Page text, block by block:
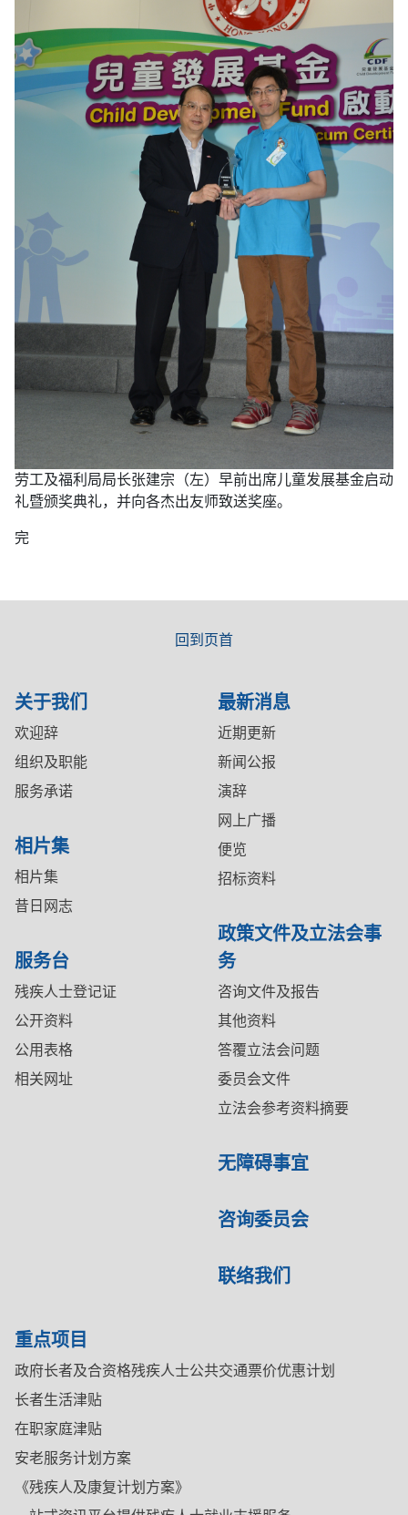
劳工及福利局局长张建宗（左）早前出席儿童发展基金启动
礼暨颁奖典礼，并向各杰出友师致送奖座。
完
回到页首
关于我们
欢迎辞
组织及职能
服务承诺
相片集
相片集
昔日网志
服务台
残疾人士登记证
公开资料
公用表格
相关网址
最新消息
近期更新
新闻公报
演辞
网上广播
便览
招标资料
政策文件及立法会事
务
咨询文件及报告
其他资料
答覆立法会问题
委员会文件
立法会参考资料摘要
无障碍事宜
咨询委员会
联络我们
重点项目
政府长者及合资格残疾人士公共交通票价优惠计划
长者生活津贴
在职家庭津贴
安老服务计划方案
《残疾人及康复计划方案》